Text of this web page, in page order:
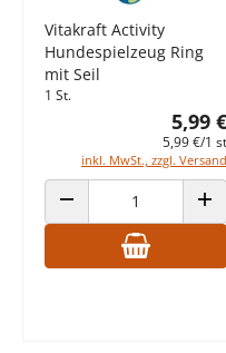
Vitakraft Activity
Hundespielzeug Ring
mit Seil
1 St.
5,99 €
5,99 €/1 st
inkl. MwSt., zzgl. Versand
ANZAHL VERRINGERN